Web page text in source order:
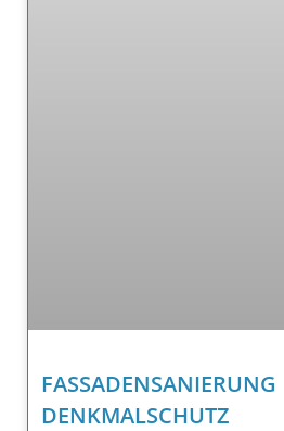
FASSADENSANIERUNG
DENKMALSCHUTZ